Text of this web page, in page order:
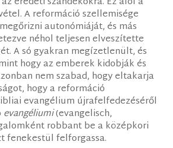
A reformáció szellemisége
autonómiáját, és más
néhol teljesen elveszítette
A só gyakran megízetlenült, és
hogy az emberek kidobják és
nem szabad, hogy eltakarja
hogy a reformáció
evangélium újrafelfedezéséről
evangéliumi(evangelisch,
robbant be a középkori
fenekestül felforgassa.